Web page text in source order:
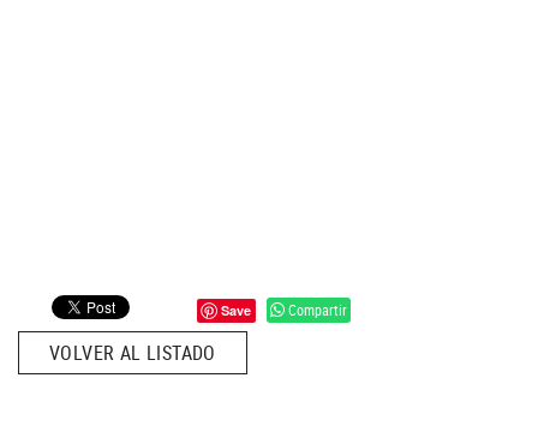
Save Compartir
VOLVER AL LISTADO